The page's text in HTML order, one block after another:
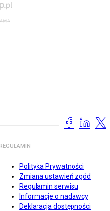
REGULAMIN
Polityka Prywatności
Zmiana ustawień zgód
Regulamin serwisu
Informacje o nadawcy
Deklaracja dostępności